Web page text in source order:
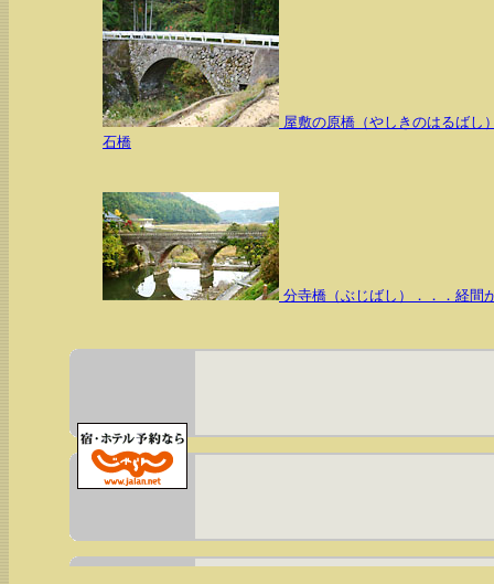
屋敷の原橋（やしきのはるばし
石橋
分寺橋（ぶじばし）．．．経間